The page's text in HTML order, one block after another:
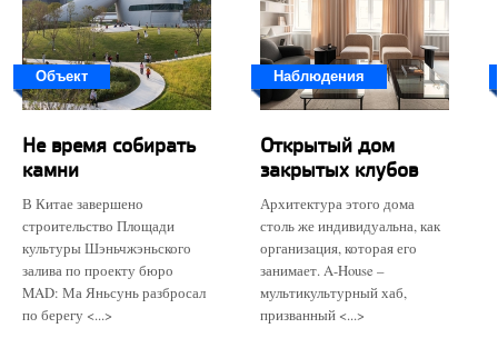
Объект
Не время собирать
камни
В Китае завершено
строительство Площади
культуры Шэньчжэньского
залива по проекту бюро
MAD: Ма Яньсунь разбросал
по берегу <...>
Наблюдения
Открытый дом
закрытых клубов
Архитектура этого дома
столь же индивидуальна, как
организация, которая его
занимает. A-House –
мультикультурный хаб,
призванный <...>